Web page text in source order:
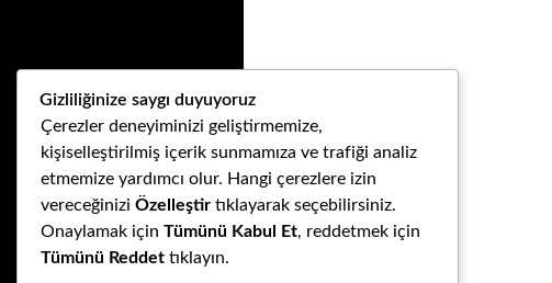
Gizliliğinize saygı duyuyoruz
Çerezler deneyiminizi geliştirmemize,
kişiselleştirilmiş içerik sunmamıza ve trafiği analiz
etmemize yardımcı olur. Hangi çerezlere izin
vereceğinizi Özelleştir tıklayarak seçebilirsiniz.
Onaylamak için Tümünü Kabul Et, reddetmek için
Tümünü Reddet tıklayın.